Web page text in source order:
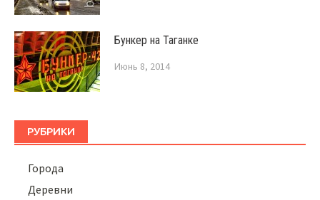
Бункер на Таганке
Июнь 8, 2014
РУБРИКИ
Города
Деревни